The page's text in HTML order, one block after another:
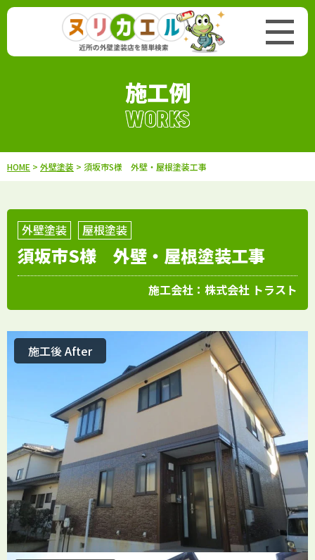
施工例
WORKS
HOME > 外壁塗装 > 須坂市S様 外壁・屋根塗装工事
外壁塗装 屋根塗装
須坂市S様 外壁・屋根塗装工事
施工会社： 株式会社 トラスト
施工後 After